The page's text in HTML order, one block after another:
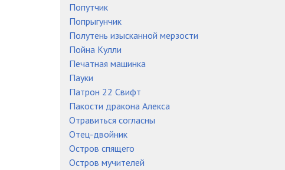
Попутчик
Попрыгунчик
Полутень изысканной мерзости
Пойна Кулли
Печатная машинка
Пауки
Патрон 22 Свифт
Пакости дракона Алекса
Отравиться согласны
Отец-двойник
Остров спящего
Остров мучителей